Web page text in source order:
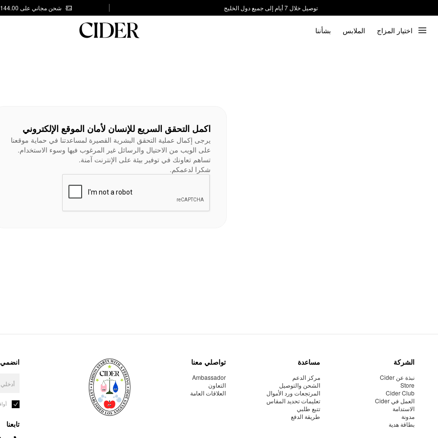
توصيل خلال 7 أيام إلى جميع دول الخليج
شحن مجاني على AED 144.00
اختيار المزاج الملابس بشأننا
اكمل التحقق السريع للإنسان لأمان الموقع الإلكتروني
يرجى إكمال عملية التحقق البشرية القصيرة لمساعدتنا في حماية موقعنا
على الويب من الاحتيال والرسائل غير المرغوب فيها وسوء الاستخدام.
تساهم تعاونك في توفير بيئة على الإنترنت آمنة.
شكرا لدعمكم.
الشركة
نبذة عن Cider
Store
Cider Club
العمل في Cider
الاستدامة
مدونة
بطاقة هدية
مساعدة
مركز الدعم
الشحن والتوصيل
المرتجعات ورد الأموال
تعليمات تحديد المقاس
تتبع طلبي
طريقة الدفع
تواصلي معنا
Ambassador
التعاون
العلاقات العامة
انضمي
تابعنا